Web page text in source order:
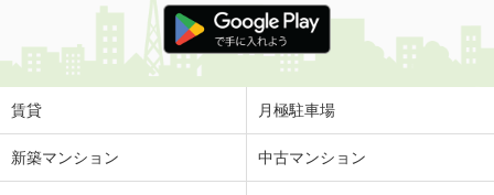
価 格
5.70万円
住 所
京都府向日市上植野町御塔道
京都府京都市右京区西院東貝川町
賃貸 月極駐車場
新築マンション 中古マンション